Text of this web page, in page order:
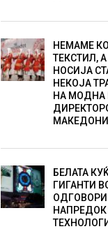
НЕМАМЕ
ТЕКСТИЛ,
НОСИЈА
НЕКОЈА
НА МОДНА
БЕЛАТА
ГИГАНТИ
ОДГОВОРИ
НАПРЕДОК